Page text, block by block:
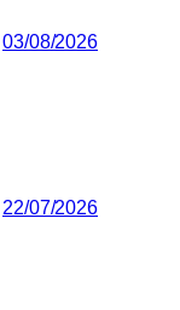
03/08/2026
22/07/2026